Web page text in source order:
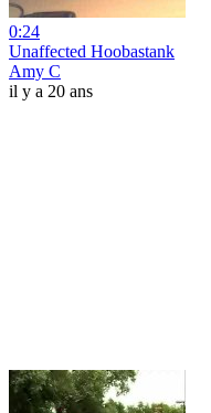
0:24
Unaffected Hoobastank
Amy C
il y a 20 ans